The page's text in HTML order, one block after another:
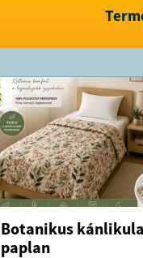
Botanikus kánlikula
paplan